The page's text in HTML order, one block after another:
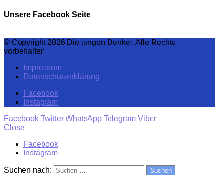
Unsere Facebook Seite
© Copyright 2026 Die jungen Denker. Alle Rechte
vorbehalten
Impressum
Datenschutzerklärung
Facebook
Instagram
Facebook Twitter WhatsApp Telegram Viber
Close
Facebook
Instagram
Suchen nach: